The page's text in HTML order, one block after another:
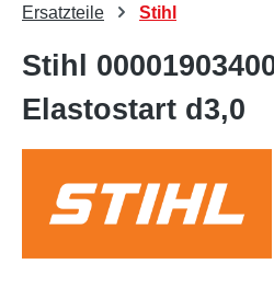
Ersatzteile Stihl
Stihl
Elastostart d3,0